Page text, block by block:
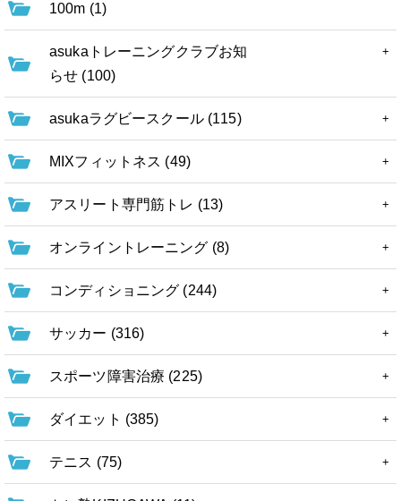
100m (1)
asukaトレーニングクラブお知
らせ (100)
asukaラグビースクール (115)
MIXフィットネス (49)
アスリート専門筋トレ (13)
オンライントレーニング (8)
コンディショニング (244)
サッカー (316)
スポーツ障害治療 (225)
ダイエット (385)
テニス (75)